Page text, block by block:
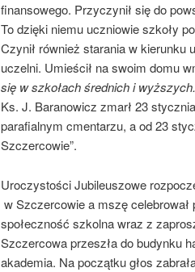
finansowego. Przyczynił się do
To dzięki niemu uczniowie szkoły
Czynił również starania w
uczelni. Umieścił na swoim domu
się w szkołach średnich i
Ks. J. Baranowicz zmarł 23
parafialnym cmentarzu, a od 23
Szczercowie”.
Uroczystości Jubileuszowe
w Szczercowie a mszę
społeczność szkolna wraz z
Szczercowa przeszła do budynku
akademia. Na początku głos